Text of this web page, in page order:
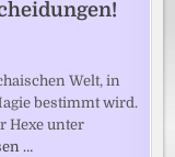
Welt, in
bestimmt wird.
Hexe unter
…